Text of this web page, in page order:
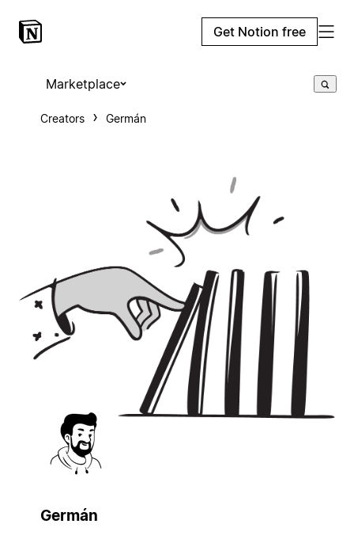
Get Notion free
Marketplace
Creators Germán
Germán